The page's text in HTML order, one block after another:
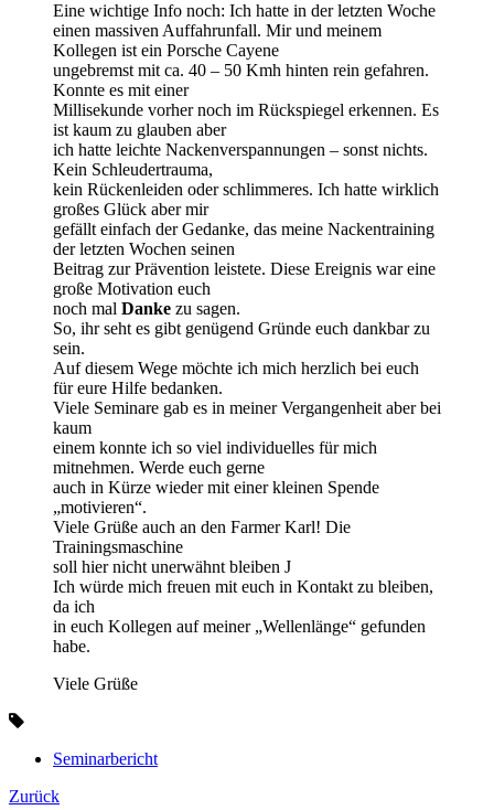
Eine wichtige Info noch: Ich hatte in der letzten Woche
einen massiven Auffahrunfall. Mir und meinem
Kollegen ist ein Porsche Cayene
ungebremst mit ca. 40 – 50 Kmh hinten rein gefahren.
Konnte es mit einer
Millisekunde vorher noch im Rückspiegel erkennen. Es
ist kaum zu glauben aber
ich hatte leichte Nackenverspannungen – sonst nichts.
Kein Schleudertrauma,
kein Rückenleiden oder schlimmeres. Ich hatte wirklich
großes Glück aber mir
gefällt einfach der Gedanke, das meine Nackentraining
der letzten Wochen seinen
Beitrag zur Prävention leistete. Diese Ereignis war eine
große Motivation euch
noch mal Danke zu sagen.
So, ihr seht es gibt genügend Gründe euch dankbar zu
sein.
Auf diesem Wege möchte ich mich herzlich bei euch
für eure Hilfe bedanken.
Viele Seminare gab es in meiner Vergangenheit aber bei
kaum
einem konnte ich so viel individuelles für mich
mitnehmen. Werde euch gerne
auch in Kürze wieder mit einer kleinen Spende
„motivieren“.
Viele Grüße auch an den Farmer Karl! Die
Trainingsmaschine
soll hier nicht unerwähnt bleiben J
Ich würde mich freuen mit euch in Kontakt zu bleiben,
da ich
in euch Kollegen auf meiner „Wellenlänge“ gefunden
habe.
Viele Grüße
Seminarbericht
Zurück